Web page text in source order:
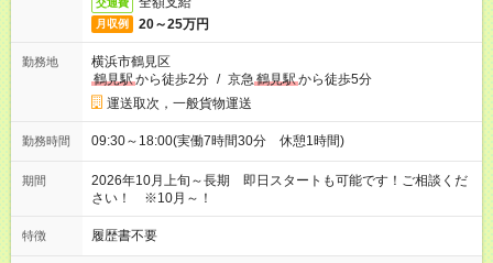
交通費
月収例 20～25万円
勤務地
横浜市鶴見区
鶴見駅から徒歩2分 / 京急 鶴見駅から徒歩5分
運送取次，一般貨物運送
勤務時間 09:30～18:00(実働7時間30分 休憩1時間)
期間
2026年10月上旬～長期 即日スタートも可能です！ご相談くだ
さい！ ※10月～！
特徴 履歴書不要